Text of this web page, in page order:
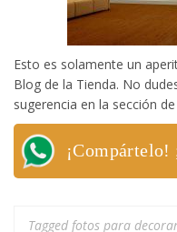
Esto es solamente un
Blog de la Tienda. No
sugerencia en la sección
¡Compártelo!
Tagged fotos para